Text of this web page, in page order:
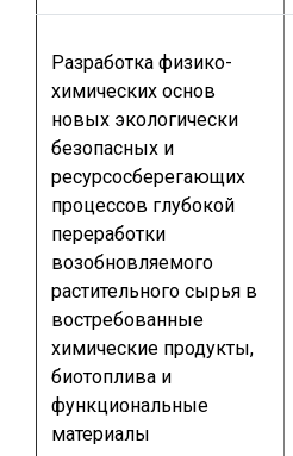
Разработка физико-
химических основ
новых экологически
безопасных и
ресурсосберегающих
процессов глубокой
переработки
возобновляемого
растительного сырья в
востребованные
химические продукты,
биотоплива и
функциональные
материалы